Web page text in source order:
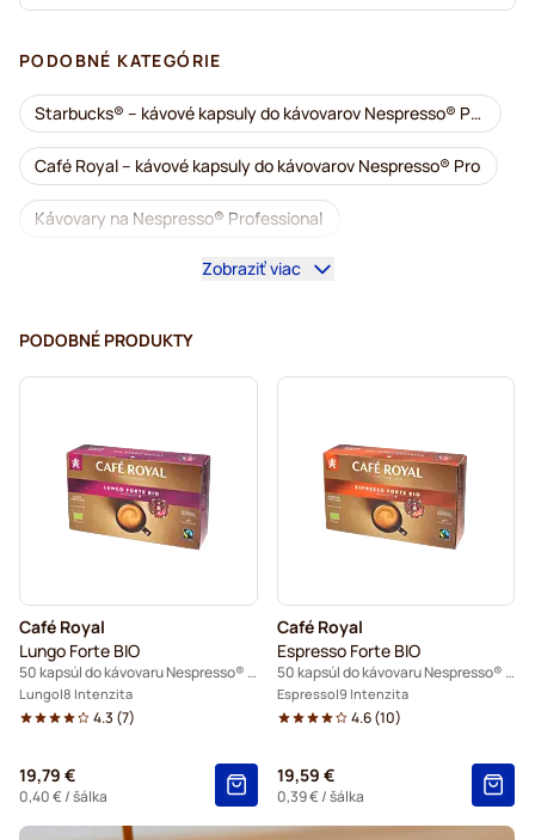
PODOBNÉ KATEGÓRIE
Starbucks® – kávové kapsuly do kávovarov Nespresso® Pro
Café Royal – kávové kapsuly do kávovarov Nespresso® Pro
Kávovary na Nespresso® Professional
Príslušenstvo na Nespresso® Professional
Odvápňovanie a údržba pre Nespresso® Pro
Gimoka – kapsuly do kávovarov Nespresso® Pro
Kapsuly do kávovarov Nespresso® Pro
Kaffekapslen do Nespresso® Professional
Zobraziť viac
PODOBNÉ PRODUKTY
Café Royal
Lungo Forte BIO
50 kapsúl do kávovaru Nespresso® Pro
Lungo 8 Intenzita
4.3 (7)
19,79 €
0,40 €/ šálka
Café Royal
Espresso Forte BIO
50 kapsúl do kávovaru Nespresso® Pro
Espresso 9 Intenzita
4.6(10)
19,59 €
0,39 €/ šálka